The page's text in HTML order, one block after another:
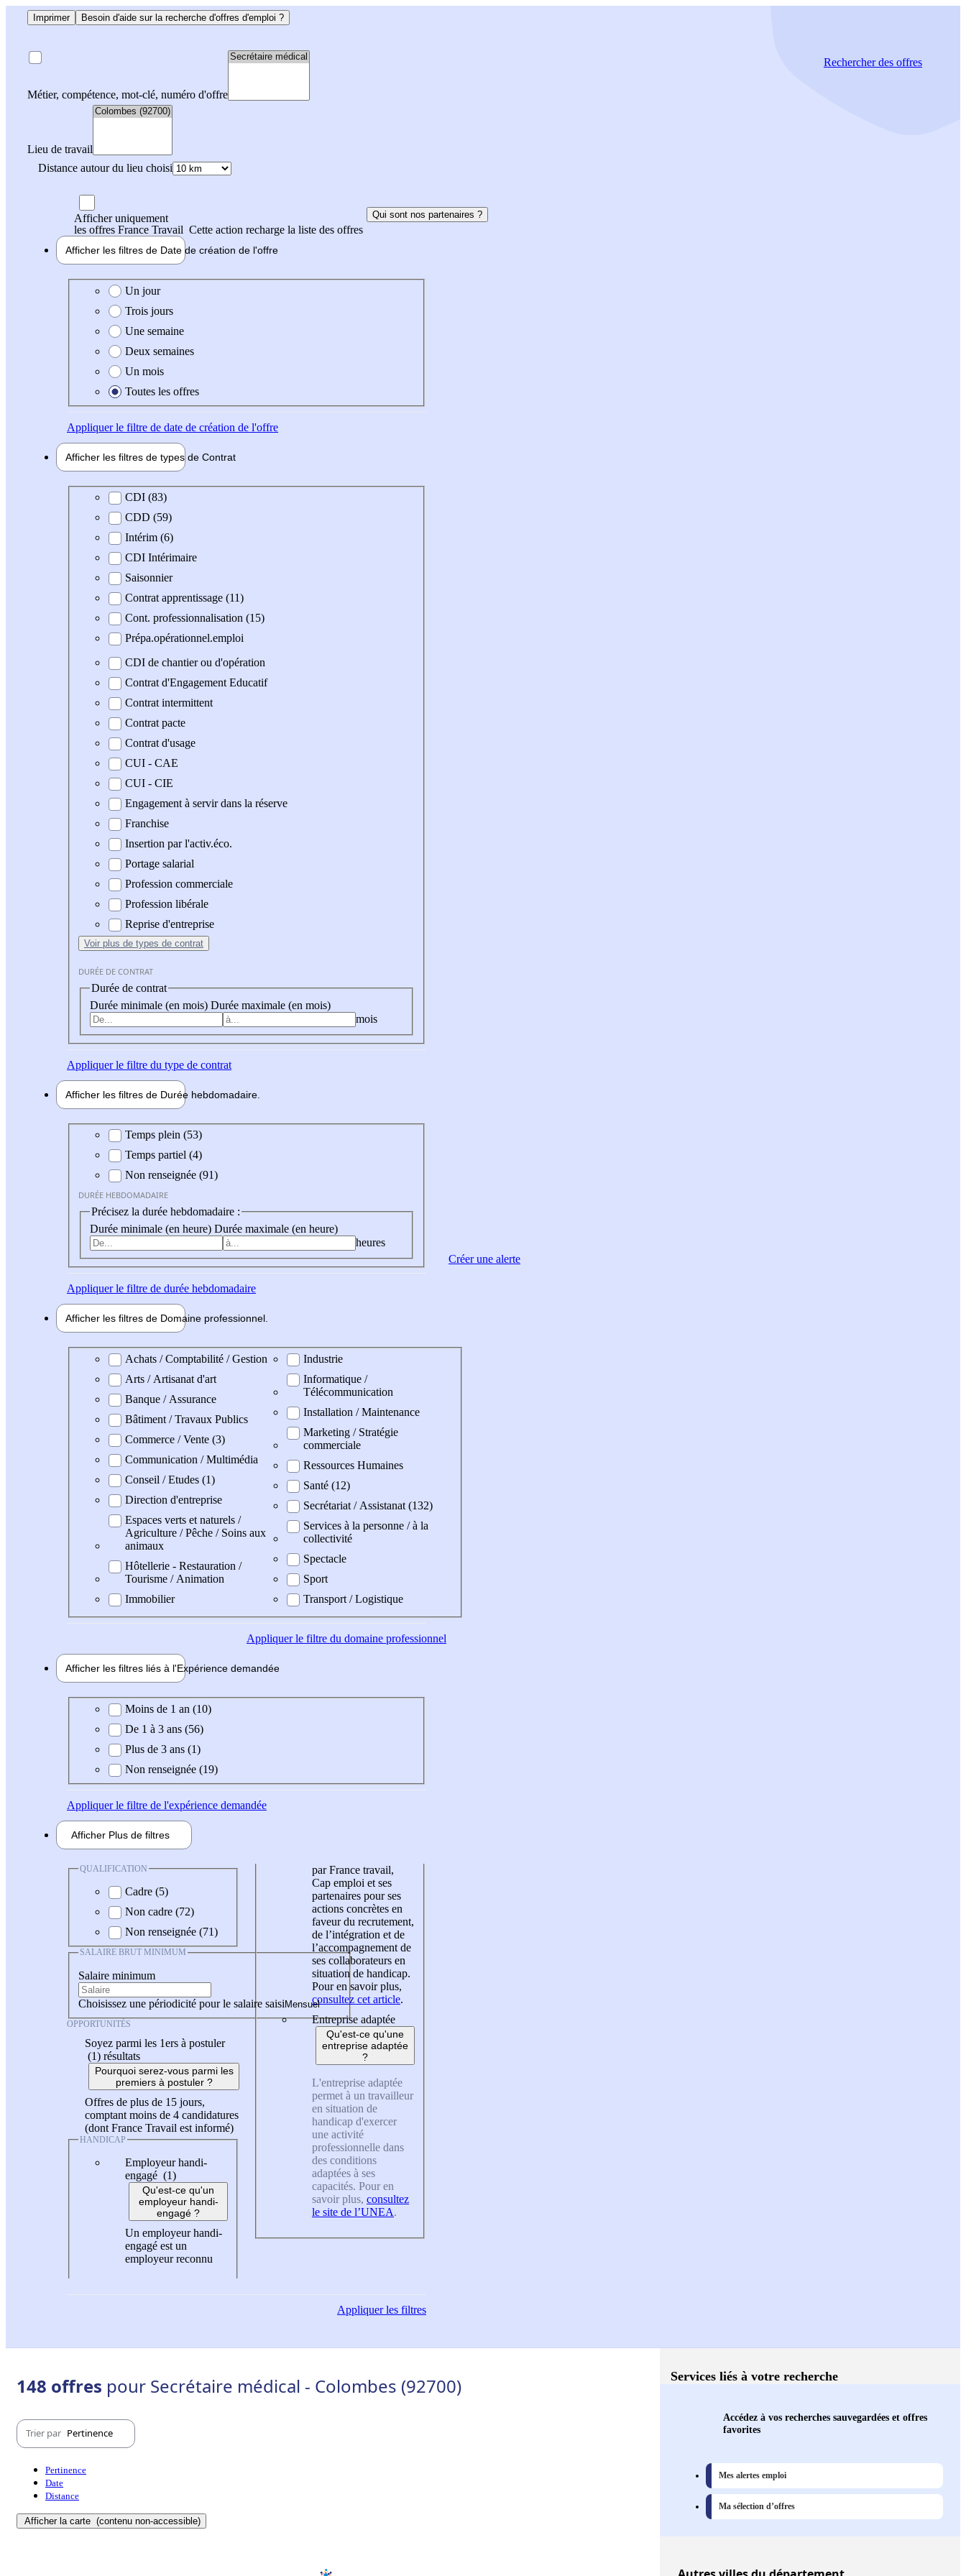
Imprimer Besoin d'aide sur la recherche d'offres d'emploi ?
Métier, compétence, mot-clé, numéro d'offre
Lieu de travail
Distance autour du lieu choisi
Rechercherdes offres
Afficher uniquement
les offres France Travail Cette action recharge la liste des offres
Qui sont nos partenaires ?
Afficher les filtres de Date de création de l'offre
Date de création de l'offre
Un jour
Trois jours
Une semaine
Deux semaines
Un mois
Toutes les offres
Appliquerle filtre de date de création de l'offre
Afficher les filtres de types de Contrat
Type de contratCDI (83)
CDD (59)
Intérim (6)
CDI Intérimaire
Saisonnier
Contrat apprentissage (11)
Cont. professionnalisation (15)
Prépa.opérationnel.emploi
CDI de chantier ou d'opération
Contrat d'Engagement Educatif
Contrat intermittent
Contrat pacte
Contrat d'usage
CUI - CAE
CUI - CIE
Engagement à servir dans la réserve
Franchise
Insertion par l'activ.éco.
Portage salarial
Profession commerciale
Profession libérale
Reprise d'entreprise
Voir plus de types de contrat
DURÉE DE CONTRAT
Durée de contrat
Durée minimale (en mois) Durée maximale (en mois)
mois
Appliquerle filtre du type de contrat
Afficher les filtres de Durée hebdomadaire
Durée hebdomadaire
Temps plein (53)
Temps partiel (4)
Non renseignée (91)
DURÉE HEBDOMADAIRE
Précisez la durée hebdomadaire :
Durée minimale (en heure) Durée maximale (en heure)
heures
Appliquerle filtre de durée hebdomadaire
Afficher les filtres de Domaine professionnel
Domaine professionel
Achats / Comptabilité / Gestion
Arts / Artisanat d'art
Banque / Assurance
Bâtiment / Travaux Publics
Commerce / Vente (3)
Communication / Multimédia
Conseil / Etudes (1)
Direction d'entreprise
Espaces verts et naturels /
Agriculture / Pêche / Soins aux
animaux
Hôtellerie - Restauration /
Tourisme / Animation
Immobilier
Industrie
Informatique /
Télécommunication
Installation / Maintenance
Marketing / Stratégie
commerciale
Ressources Humaines
Santé (12)
Secrétariat / Assistanat (132)
Services à la personne / à la
collectivité
Spectacle
Sport
Transport / Logistique
Appliquerle filtre du domaine professionnel
Afficher les filtres liés à l'Expérience demandée
Expérience demandée
Moins de 1 an (10)
De 1 à 3 ans (56)
Plus de 3 ans (1)
Non renseignée (19)
Appliquerle filtre de l'expérience demandée
Afficher Plus de filtres
QUALIFICATION
Cadre (5)
Non cadre (72)
Non renseignée (71)
SALAIRE BRUT MINIMUM
Salaire minimum
Choisissez une périodicité pour le salaire saisi
OPPORTUNITÉS
Soyez parmi les 1ers à postuler
(1) résultats
Pourquoi serez-vous parmi les
premiers à postuler ?
Offres de plus de 15 jours,
comptant moins de 4 candidatures
(dont France Travail est informé)
HANDICAP
Employeur handi-
engagé (1)
Qu'est-ce qu'un
employeur handi-
engagé ?
Un employeur handi-
engagé est un
employeur reconnu
par France travail,
Cap emploi et ses
partenaires pour ses
actions concrètes en
faveur du recrutement,
de l’intégration et de
l’accompagnement de
ses collaborateurs en
situation de handicap.
Pour en savoir plus,
consultez cet article.
Entreprise adaptée
Qu'est-ce qu'une
entreprise adaptée
?
L'entreprise adaptée
permet à un travailleur
en situation de
handicap d'exercer
une activité
professionnelle dans
des conditions
adaptées à ses
capacités. Pour en
savoir plus, consultez
le site de l’UNEA.
Appliquerles filtres
Créer une alerte
148 offres pour Secrétaire médical - Colombes (92700)
Trier par Pertinence
Pertinence
Date
Distance
Afficher la carte (contenu non-accessible)
Services liés à votre recherche
Accédez à vos recherches sauvegardées et offres
favorites
Mes alertes emploi
Ma sélection d’offres